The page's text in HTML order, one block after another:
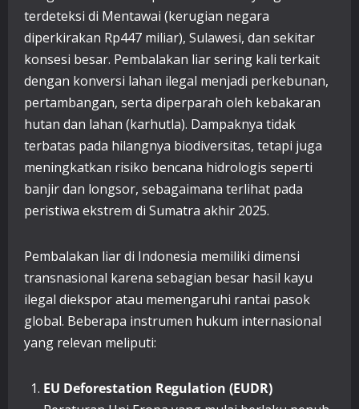
terdeteksi di Mentawai (kerugian negara
diperkirakan Rp447 miliar), Sulawesi, dan sekitar
konsesi besar. Pembalakan liar sering kali terkait
dengan konversi lahan ilegal menjadi perkebunan,
pertambangan, serta diperparah oleh kebakaran
hutan dan lahan (karhutla). Dampaknya tidak
terbatas pada hilangnya biodiversitas, tetapi juga
meningkatkan risiko bencana hidrologis seperti
banjir dan longsor, sebagaimana terlihat pada
peristiwa ekstrem di Sumatra akhir 2025.
Pembalakan liar di Indonesia memiliki dimensi
transnasional karena sebagian besar hasil kayu
ilegal diekspor atau memengaruhi rantai pasok
global. Beberapa instrumen hukum internasional
yang relevan meliputi:
EU Deforestation Regulation (EUDR)